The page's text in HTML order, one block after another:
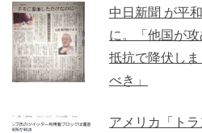
中日新聞 が平
に。「他国が
抵抗で降伏し
べき」
アメリカ「ト